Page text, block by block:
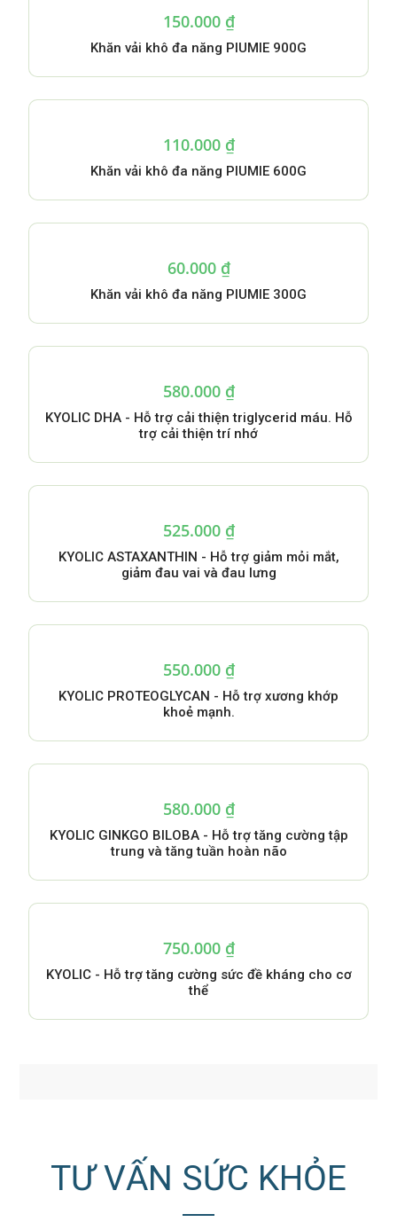
150.000 ₫
Khăn vải khô đa năng PIUMIE 900G
110.000 ₫
Khăn vải khô đa năng PIUMIE 600G
60.000 ₫
Khăn vải khô đa năng PIUMIE 300G
580.000 ₫
KYOLIC DHA - Hỗ trợ cải thiện triglycerid máu. Hỗ
trợ cải thiện trí nhớ
525.000 ₫
KYOLIC ASTAXANTHIN - Hỗ trợ giảm mỏi mắt,
giảm đau vai và đau lưng
550.000 ₫
KYOLIC PROTEOGLYCAN - Hỗ trợ xương khớp
khoẻ mạnh.
580.000 ₫
KYOLIC GINKGO BILOBA - Hỗ trợ tăng cường tập
trung và tăng tuần hoàn não
750.000 ₫
KYOLIC - Hỗ trợ tăng cường sức đề kháng cho cơ
thể
TƯ VẤN SỨC KHỎE